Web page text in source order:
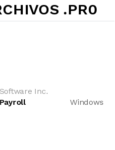
.PR0
Inc.
Windows